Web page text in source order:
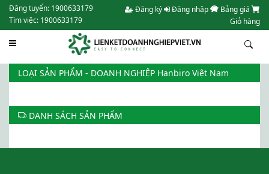
Đăng tuyển: 1900633179
Tìm việc: 1900633179
Đăng ký Đăng nhập
Bảng giá
Giỏ hàng
LOẠI SẢN PHẨM - DOANH NGHIỆP Hanbiro Việt Nam
DANH SÁCH SẢN PHẨM